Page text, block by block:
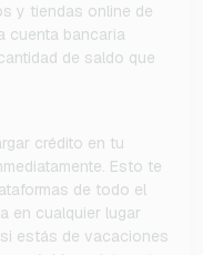
y tiendas online de
cuenta bancaria
de saldo que
crédito en tu
Esto te
de todo el
en cualquier lugar
estás de vacaciones